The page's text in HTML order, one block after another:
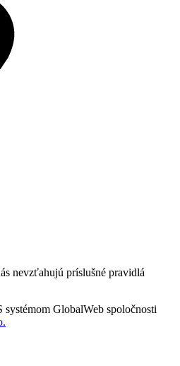
nevzťahujú príslušné pravidlá
GlobalWeb spoločnosti